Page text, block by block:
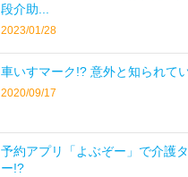
段介助...
2023/01/28
車いすマーク!? 意外と知られて
2020/09/17
予約アプリ「よぶぞー」で介護
ー!?